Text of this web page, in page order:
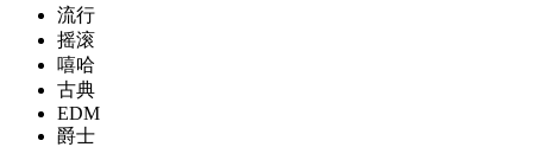
流行
摇滚
嘻哈
古典
EDM
爵士